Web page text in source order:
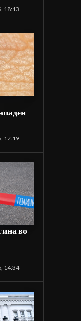
18:13
17:19
во
14:34